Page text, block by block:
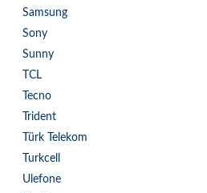
Samsung
Sony
Sunny
TCL
Tecno
Trident
Türk Telekom
Turkcell
Ulefone